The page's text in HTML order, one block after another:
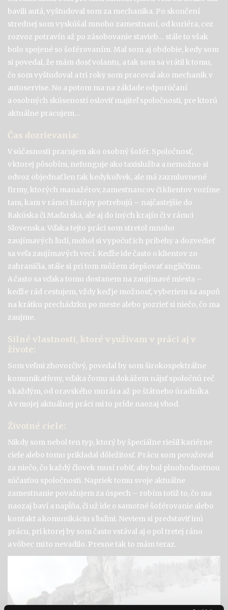
bavili autá, vyštudoval som za mechanika. Po skončení
strednej som vyskúšal mnoho zamestnaní, od kuriéra, cez
rozvoz potravín až po zásobovanie stavieb… stále to však
bolo spojené so šoférovaním. Mal som aj obdobie, kedy som
si povedal, že mám dosť volantu, a tak som sa vrátil k tomu,
čo som vyštudoval a tri roky som pracoval ako mechanik v
autoservise. No a potom ma na základe odporúčaní
a osobných skúseností osloviť majiteľ spoločnosti, pre ktorú
aktuálne pracujem…
Čas dozrievania:
V súčasnosti pracujem ako osobný šofér. Spoločnosť,
v ktorej pôsobím, nefunguje ako taxislužba a nemožno si
odvoz objednať len tak kedykoľvek, ale má zazmluvnené
firmy, ktorých manažérov, zamestnancov či klientov vozíme
tam, kam v rámci Európy potrebujú – najčastejšie do
Rakúska či Maďarska, ale aj do iných krajín či v rámci
Slovenska. Vďaka tejto práci som stretol mnoho
zaujímavých ľudí, mohol si vypočuť ich príbehy a dozvedieť
sa veľa zaujímavých vecí. Keďže ide často o klientov zo
zahraničia, stále si pri tom môžem zlepšovať angličtinu.
A často sa vďaka tomu dostanem na zaujímavé miesta –
keďže rád cestujem, vždy keď je možnosť, vyberiem sa aspoň
na krátku prechádzku po meste alebo pozrieť si niečo, čo ma
zaujme.
Silné vlastnosti, ktoré využívam v práci aj v
živote:
Som veľmi zhovorčivý, povedal by som širokospektrálne
komunikatívny, vďaka čomu si dokážem nájsť spoločnú reč
s každým, od oravského murára až po štátneho úradníka.
A v mojej aktuálnej práci mi to príde naozaj vhod.
Životné ciele:
Nikdy som nebol ten typ, ktorý by špeciálne riešil kariérne
ciele alebo tomu prikladal dôležitosť. Prácu som považoval
za niečo, čo každý človek musí robiť, aby bol plnohodnotnou
súčasťou spoločnosti. Napriek tomu svoje aktuálne
zamestnanie považujem za úspech – robím totiž to, čo ma
naozaj baví a napĺňa, či už ide o samotné šoférovanie alebo
kontakt a komunikáciu s ľuďmi. Neviem si predstaviť inú
prácu, pri ktorej by som často vstával aj o pol tretej ráno
a vôbec mito nevadilo. Presne tak to mám teraz.